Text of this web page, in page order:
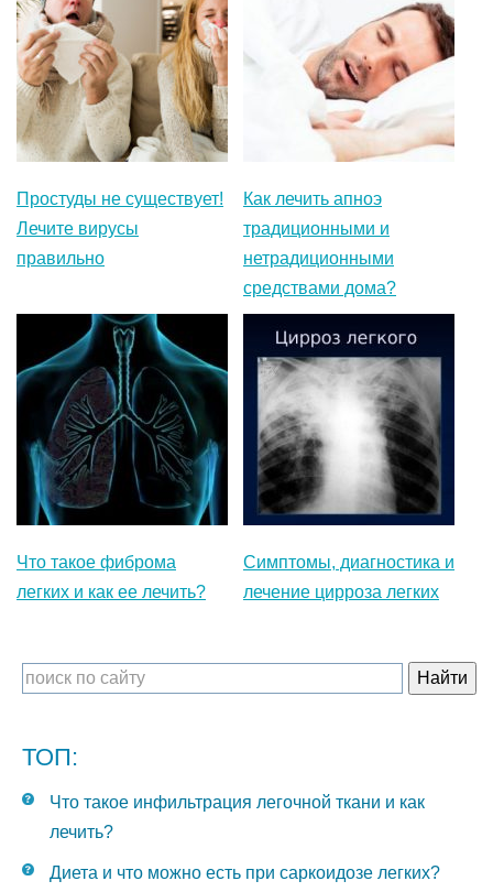
Простуды не существует!
Лечите вирусы
правильно
Как лечить апноэ
традиционными и
нетрадиционными
средствами дома?
Что такое фиброма
легких и как ее лечить?
Симптомы, диагностика и
лечение цирроза легких
ТОП:
Что такое инфильтрация легочной ткани и как
лечить?
Диета и что можно есть при саркоидозе легких?